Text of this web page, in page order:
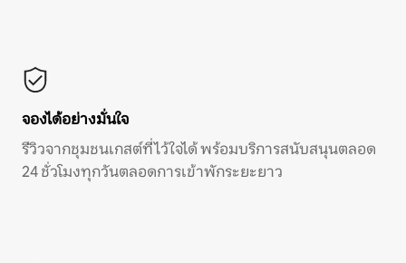
จองได้อย่างมั่นใจ
รีวิวจากชุมชนเกสต์ที่ไว้ใจได้ พร้อมบริการสนับสนุนตลอด
24 ชั่วโมงทุกวันตลอดการเข้าพักระยะยาว